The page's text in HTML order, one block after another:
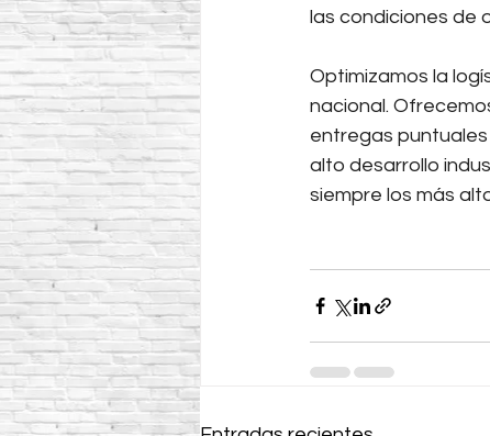
las condiciones de
Optimizamos la
nacional.
entregas
alto desarrollo
siempre los más